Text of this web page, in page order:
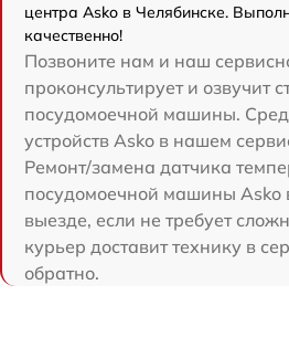
центра Asko в Челябинске.
качественно!
Позвоните нам и наш
проконсультирует и озвучит
посудомоечной машины.
устройств Asko в нашем
Ремонт/замена датчика
посудомоечной машины Asko
выезде, если не требует
курьер доставит технику в
обратно.